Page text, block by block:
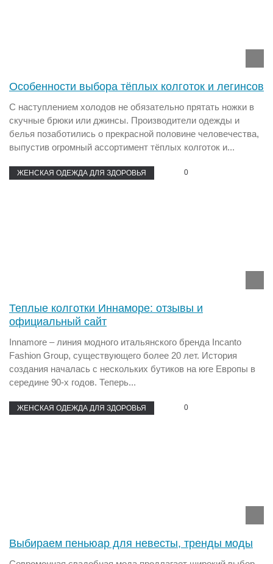
Особенности выбора тёплых колготок и легинсов
С наступлением холодов не обязательно прятать ножки в
скучные брюки или джинсы. Производители одежды и
белья позаботились о прекрасной половине человечества,
выпустив огромный ассортимент тёплых колготок и...
ЖЕНСКАЯ ОДЕЖДА ДЛЯ ЗДОРОВЬЯ 0
Теплые колготки Иннаморе: отзывы и
официальный сайт
Innamore – линия модного итальянского бренда Incanto
Fashion Group, существующего более 20 лет. История
создания началась с нескольких бутиков на юге Европы в
середине 90-х годов. Теперь...
ЖЕНСКАЯ ОДЕЖДА ДЛЯ ЗДОРОВЬЯ 0
Выбираем пеньюар для невесты, тренды моды